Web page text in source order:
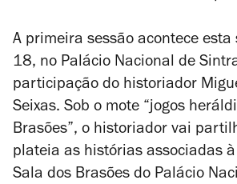
A primeira sessão acontece esta
18, no Palácio Nacional de
participação do historiador
Seixas. Sob o mote “jogos
Brasões”, o historiador vai
plateia as histórias associadas
Sala dos Brasões do Palácio